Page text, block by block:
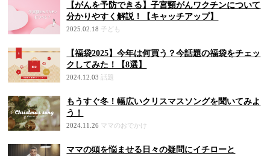
【がんを予防できる】子宮頸がんワクチンについて
分かりやすく解説！【キャッチアップ】
2025.02.18 子ども
【福袋2025】今年は何買う？今話題の福袋をチェッ
クしてみた！【8選】
2024.12.03 話題
もうすぐ冬！幅広いクリスマスソングを聞いてみよ
う！
2024.11.26 ママのおでかけ
ママの頭を悩ませる日々の疑問にイチローと